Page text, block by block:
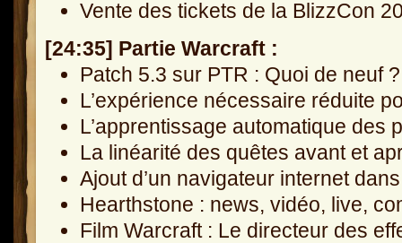
Vente des tickets de la BlizzCon
[24:35] Partie Warcraft :
Patch 5.3 sur PTR : Quoi de neuf ?
L’expérience nécessaire réduite
L’apprentissage automatique des
La linéarité des quêtes avant et
Ajout d’un navigateur internet
Hearthstone : news, vidéo, live,
Film Warcraft : Le directeur des